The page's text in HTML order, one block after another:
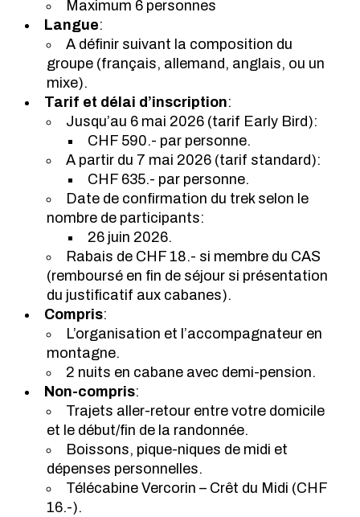
Maximum 6 personnes
Langue:
A définir suivant la composition du
groupe (français, allemand, anglais, ou un
mixe).
Tarif et délai d’inscription:
Jusqu’au 6 mai 2026 (tarif Early Bird):
CHF 590.- par personne.
A partir du 7 mai 2026 (tarif standard):
CHF 635.- par personne.
Date de confirmation du trek selon le
nombre de participants:
26 juin 2026.
Rabais de CHF 18.- si membre du CAS
(remboursé en fin de séjour si présentation
du justificatif aux cabanes).
Compris:
L’organisation et l’accompagnateur en
montagne.
2 nuits en cabane avec demi-pension.
Non-compris:
Trajets aller-retour entre votre domicile
et le début/fin de la randonnée.
Boissons, pique-niques de midi et
dépenses personnelles.
Télécabine Vercorin – Crêt du Midi (CHF
16.-).